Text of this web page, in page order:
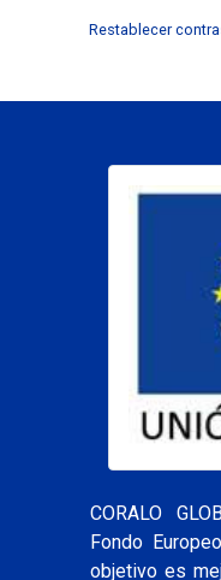
Restablecer
CORALO
Fondo
objetivo es